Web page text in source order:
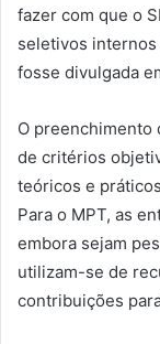
fazer com que o
seletivos internos
fosse divulgada
O preenchimento
de critérios
teóricos e
Para o MPT, as
embora sejam
utilizam-se de
contribuições